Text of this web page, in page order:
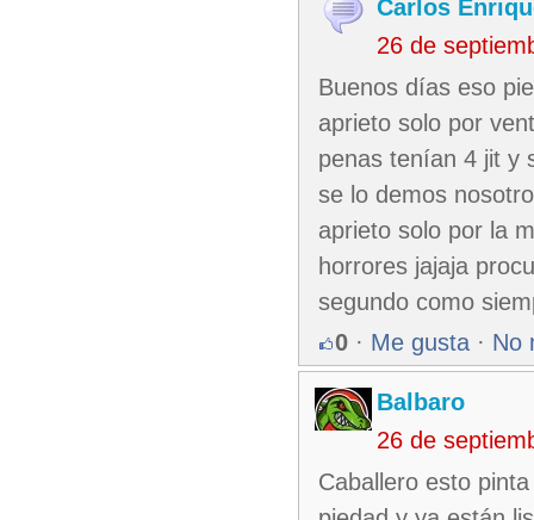
Carlos
26 de
Buenos días eso
aprieto solo por
penas tenían 4 jit y
se lo demos
aprieto solo por la
horrores jajaja
segundo como
0 · Me gusta · No
Balbaro
26 de
Caballero esto